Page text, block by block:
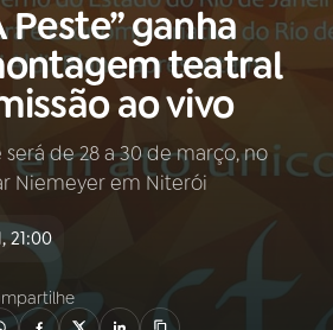
Buscar
AO VIVO
Peste” ganha
teatral
ao vivo
de 28 a 30 de março, no
Niemeyer em Niterói
21:00